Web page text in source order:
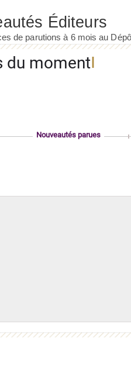
du moment
Nouveautés parues